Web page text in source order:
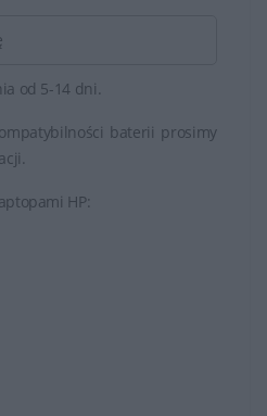
od 5-14 dni.
baterii prosimy
HP: